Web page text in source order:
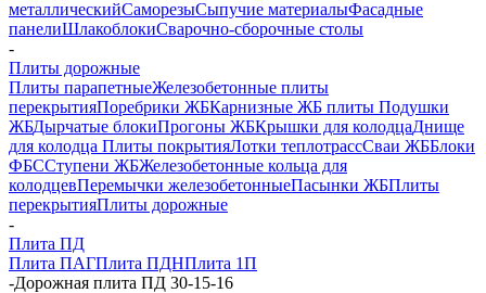
металлическийСаморезыСыпучие материалыФасадные
панелиШлакоблокиСварочно-сборочные столы
-
Плиты дорожные
Плиты парапетныеЖелезобетонные плиты
перекрытияПоребрики ЖБКарнизные ЖБ плиты Подушки
ЖБДырчатые блокиПрогоны ЖБКрышки для колодцаДнище
для колодца Плиты покрытияЛотки теплотрассСваи ЖББлоки
ФБССтупени ЖБЖелезобетонные кольца для
колодцевПеремычки железобетонныеПасынки ЖБПлиты
перекрытияПлиты дорожные
-
Плита ПД
Плита ПАГПлита ПДНПлита 1П
-Дорожная плита ПД 30-15-16